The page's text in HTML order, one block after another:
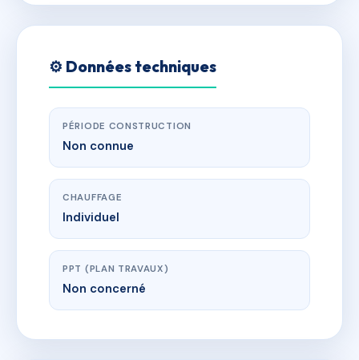
⚙️ Données techniques
PÉRIODE CONSTRUCTION
Non connue
CHAUFFAGE
Individuel
PPT (PLAN TRAVAUX)
Non concerné